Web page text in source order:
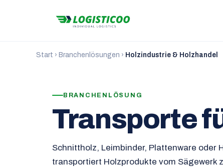
Start › Branchenlösungen › Holzindustrie & Holzhandel
BRANCHENLÖSUNG
Transporte
Schnittholz, Leimbinder, Plattenware oder
transportiert Holzprodukte vom Sägewerk